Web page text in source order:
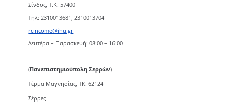
Σίνδος, Τ.Κ. 57400
Τηλ: 2310013681, 2310013704
rcincome@ihu.gr
Δευτέρα – Παρασκευή: 08:00 – 16:00
(Πανεπιστημιούπολη Σερρών)
Τέρμα Μαγνησίας, ΤΚ: 62124
Σέρρες